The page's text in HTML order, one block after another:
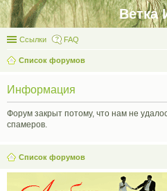
Ветка
Ссылки FAQ
Список форумов
Информация
Форум закрыт потому, что нам не
спамеров.
Список форумов